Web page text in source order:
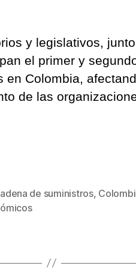
y legislativos,
el primer y
en Colombia,
de las
de suministros,